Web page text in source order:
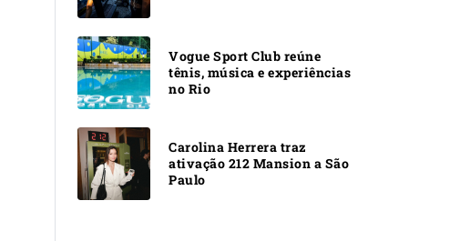
Vogue Sport Club reúne
tênis, música e experiências
no Rio
Carolina Herrera traz
ativação 212 Mansion a São
Paulo